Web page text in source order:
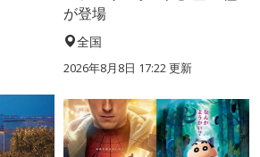
が登場
全国
2026年8月8日 17:22更新